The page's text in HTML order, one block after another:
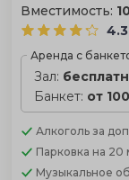
Вместимость:
4.3
Аренда с
Зал:
Банкет: от
Алкоголь за
Парковка на 20
Музыкальное